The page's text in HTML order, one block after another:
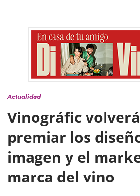
Actualidad
Vinográfic
premiar los
imagen y el
marca del vino